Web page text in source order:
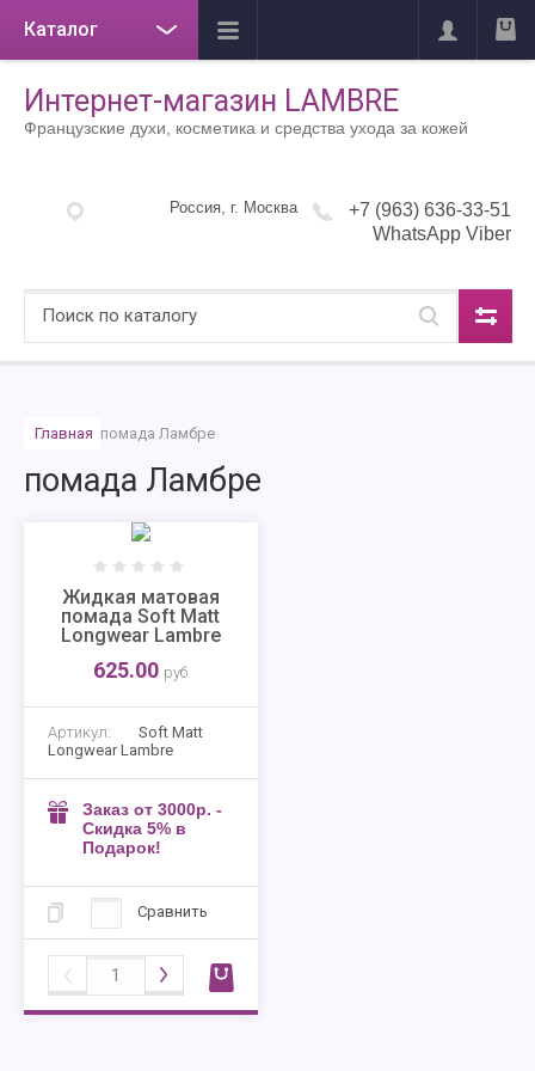
Каталог
Интернет-магазин LAMBRE
Французские духи, косметика и средства ухода за кожей
Россия, г. Москва
+7 (963) 636-33-51
WhatsApp Viber
Главная помада Ламбре
помада Ламбре
Жидкая матовая
помада Soft Matt
Longwear Lambre
625.00 руб
Артикул:
Soft Matt
Longwear Lambre
Заказ от 3000р. -
Скидка 5% в
Подарок!
Сравнить